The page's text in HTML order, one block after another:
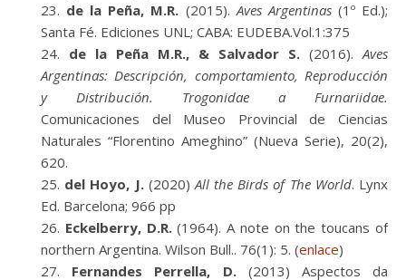
de la Peña, M.R. (2015).Aves Argentinas(1º Ed.);
Santa Fé. Ediciones UNL; CABA: EUDEBA.Vol.1:375
de la Peña M.R., & Salvador S. (2016).Aves
Argentinas: Descripción, comportamiento, Reproducción
y Distribución. Trogonidae a Furnariidae.
Comunicaciones del Museo Provincial de Ciencias
Naturales “Florentino Ameghino” (Nueva Serie), 20(2),
620.
del Hoyo, J.(2020)All the Birds of The World. Lynx
Ed. Barcelona; 966 pp
Eckelberry, D.R.(1964). A note on the toucans of
northern Argentina. Wilson Bull.. 76(1): 5. (enlace)
Fernandes Perrella, D.(2013) Aspectos da